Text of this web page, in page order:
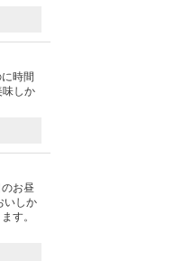
時間
味しか
お昼
いしか
す。